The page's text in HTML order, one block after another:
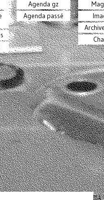
Agenda gz
Agenda passé